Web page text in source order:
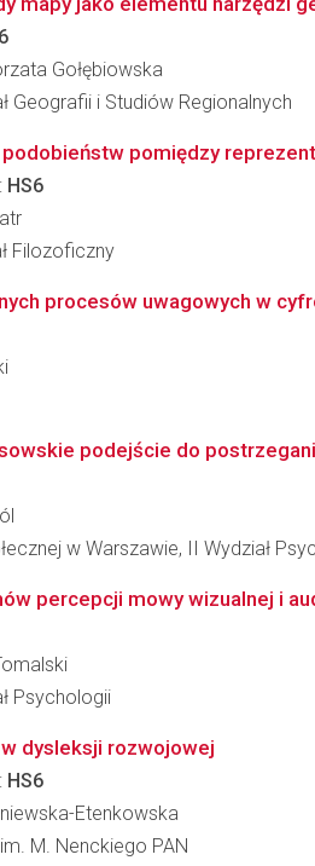
Gołębiowska
Geografii i Studiów Regionalnych
pomiędzy
HS6
Filozoficzny
procesów uwagowych w
podejście do
w Warszawie, II Wydział
percepcji mowy wizualnej i
Psychologii
dysleksji rozwojowej
HS6
Etenkowska
M. Nenckiego PAN